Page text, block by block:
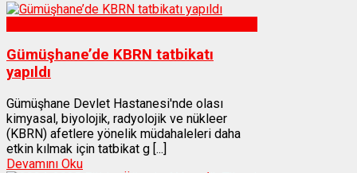
Gümüşhane’de KBRN tatbikatı
yapıldı
Gümüşhane Devlet Hastanesi'nde olası
kimyasal, biyolojik, radyolojik ve nükleer
(KBRN) afetlere yönelik müdahaleleri daha
etkin kılmak için tatbikat g [...]
Devamını Oku